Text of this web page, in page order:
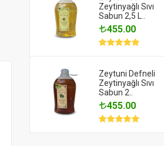
Zeytinyağlı Sıvı
Sabun 2,5 L..
455.00
Zeytuni Defneli
Zeytinyağlı Sıvı
Sabun 2..
455.00